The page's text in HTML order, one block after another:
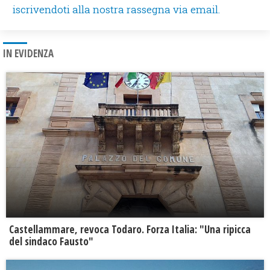
iscrivendoti alla nostra rassegna via email.
IN EVIDENZA
Castellammare, revoca Todaro. Forza Italia: "Una ripicca
del sindaco Fausto"